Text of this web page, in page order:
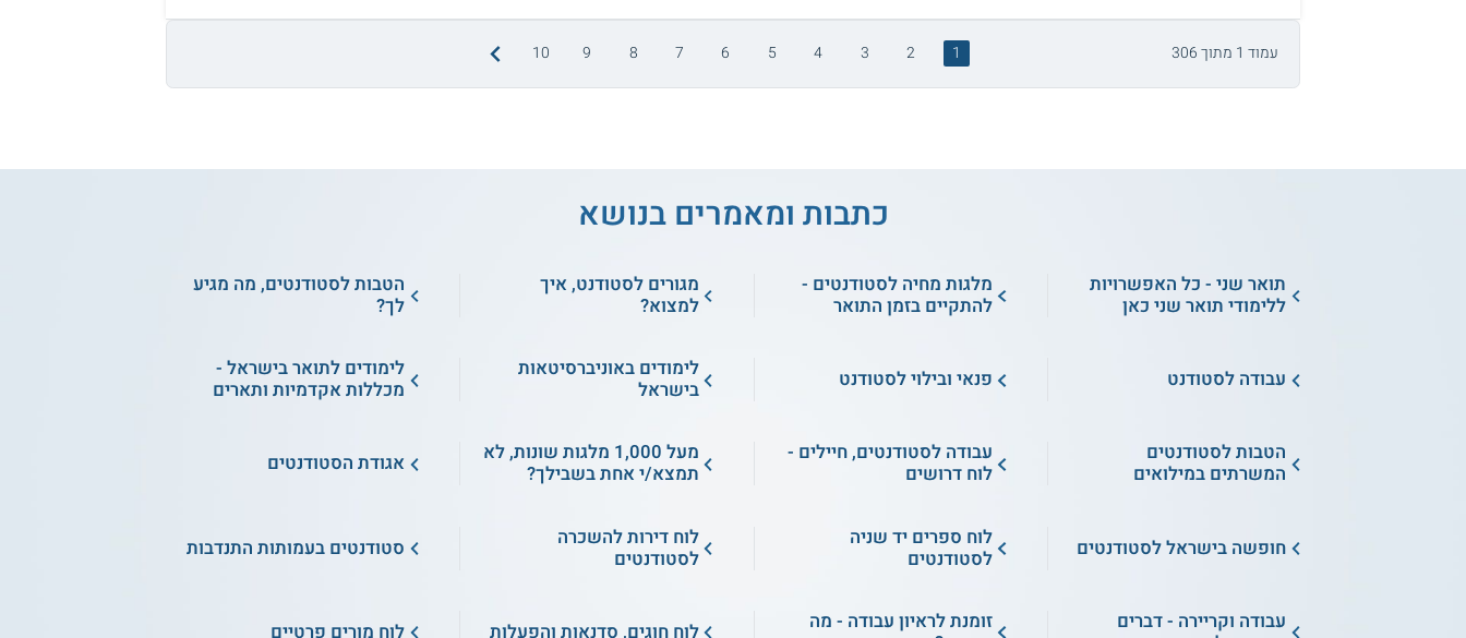
עמוד 1 מתוך 306 1
2
3
4
5
6
7
8
9
10
כתבות ומאמרים בנושא
תואר שני - כל האפשרויות
ללימודי תואר שני כאן
מלגות מחיה לסטודנטים -
להתקיים בזמן התואר
מגורים לסטודנט, איך
למצוא?
הטבות לסטודנטים, מה מגיע
לך?
עבודה לסטודנט פנאי ובילוי לסטודנט
לימודים באוניברסיטאות
בישראל
לימודים לתואר בישראל -
מכללות אקדמיות ותארים
הטבות לסטודנטים
המשרתים במילואים
עבודה לסטודנטים, חיילים -
לוח דרושים
מעל 1,000 מלגות שונות, לא
תמצא/י אחת בשבילך?
אגודת הסטודנטים
חופשה בישראל לסטודנטים
לוח ספרים יד שניה
לסטודנטים
לוח דירות להשכרה
לסטודנטים
סטודנטים בעמותות התנדבות
עבודה וקריירה - דברים
זומנת לראיון עבודה - מה
לוח חוגים, סדנאות והפעלות לוח מורים פרטיים